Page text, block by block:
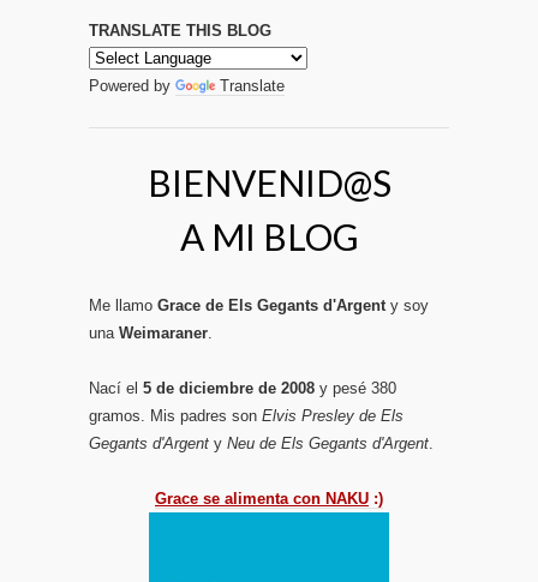
TRANSLATE THIS BLOG
Powered by Translate
BIENVENID@S
A MI BLOG
Me llamo Grace de Els Gegants d'Argenty soy
una Weimaraner.
Nací el 5 de diciembre de 2008 y pesé 380
gramos. Mis padres son Elvis Presley de Els
Gegants d'Argent y Neu de Els Gegants d'Argent.
Grace se alimenta con NAKU :)